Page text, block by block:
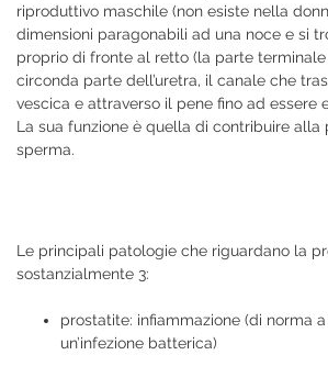
riproduttivo maschile (non esiste nella
dimensioni paragonabili ad una noce e si
proprio di fronte al retto (la parte terminale
circonda parte dell’uretra, il canale che
vescica e attraverso il pene fino ad essere
La sua funzione è quella di contribuire alla
sperma.
Le principali patologie che riguardano la
sostanzialmente 3:
prostatite: infiammazione (di norma
un’infezione batterica)